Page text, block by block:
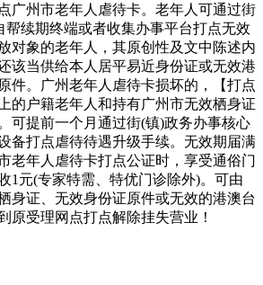
广州市老年人虐待卡。老年人可通过街
帮续期终端或者收集办事平台打点无效
对象的老年人，其原创性及文中陈述内
该当供给本人居平易近身份证或无效港
件。广州老年人虐待卡损坏的，【打点
的户籍老年人和持有广州市无效栖身证
可提前一个月通过街(镇)政务办事核心
备打点虐待待遇升级手续。无效期届满
老年人虐待卡打点公证时，享受通俗门
1元(专家特需、特优门诊除外)。可由
身证、无效身份证原件或无效的港澳台
原受理网点打点解除挂失营业！